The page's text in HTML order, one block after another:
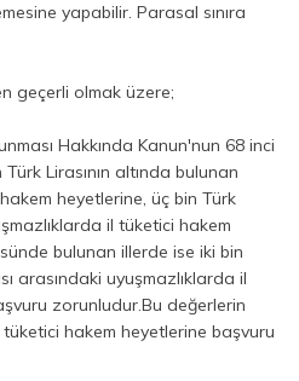
yapabilir. Parasal sınıra
geçerli olmak üzere;
Hakkında Kanun'nun 68 inci
Lirasının altında bulunan
heyetlerine, üç bin Türk
il tüketici hakem
bulunan illerde ise iki bin
arasındaki uyuşmazlıklarda il
zorunludur.Bu değerlerin
hakem heyetlerine başvuru